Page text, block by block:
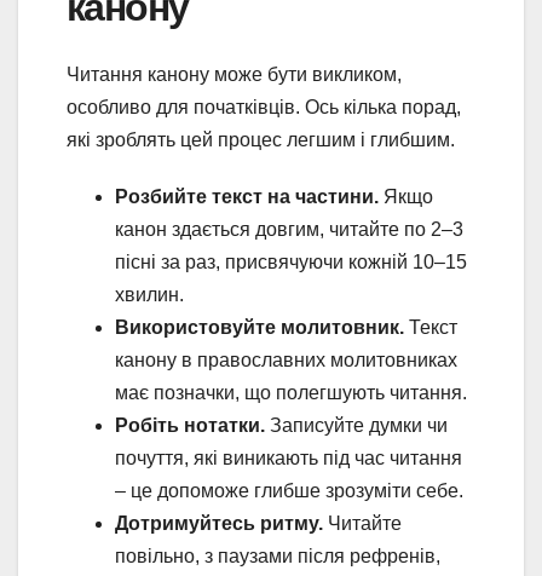
Читання канону може бути викликом,
особливо для початківців. Ось кілька порад,
які зроблять цей процес легшим і глибшим.
Розбийте текст на частини. Якщо
канон здається довгим, читайте по 2–3
пісні за раз, присвячуючи кожній 10–15
хвилин.
Використовуйте молитовник. Текст
канону в православних молитовниках
має позначки, що полегшують читання.
Робіть нотатки. Записуйте думки чи
почуття, які виникають під час читання
– це допоможе глибше зрозуміти себе.
Дотримуйтесь ритму. Читайте
повільно, з паузами після рефренів,